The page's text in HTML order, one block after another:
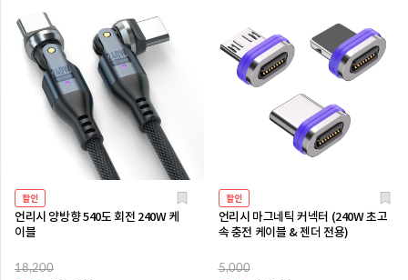
할인
언리시 양방향 540도 회전 240W 케
이블
18,200
할인
언리시 마그네틱 커넥터 (240W 초고
속 충전 케이블 & 젠더 전용)
5,000